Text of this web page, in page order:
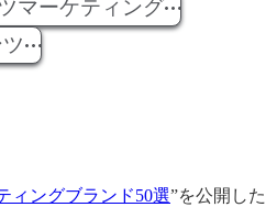
マーケティング
ィングブランド50選”を公開した